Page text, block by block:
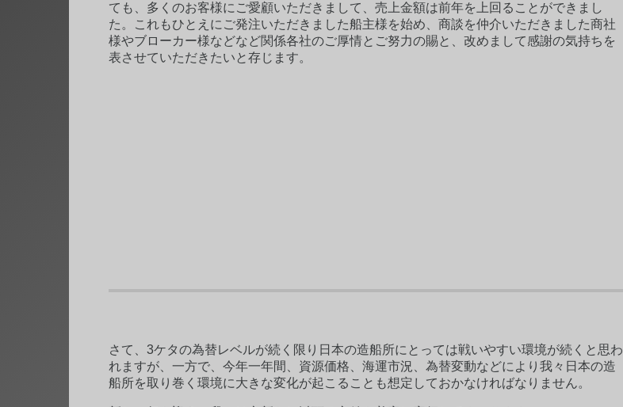
ても、多くのお客様にご愛顧いただきまして、売上金額は前年を上回ることができまし
た。これもひとえにご発注いただきました船主様を始め、商談を仲介いただきました商社
様やブローカー様などなど関係各社のご厚情とご努力の賜と、改めまして感謝の気持ちを
表させていただきたいと存じます。
さて、3ケタの為替レベルが続く限り日本の造船所にとっては戦いやすい環境が続くと思わ
れますが、一方で、今年一年間、資源価格、海運市況、為替変動などにより我々日本の造
船所を取り巻く環境に大きな変化が起こることも想定しておかなければなりません。